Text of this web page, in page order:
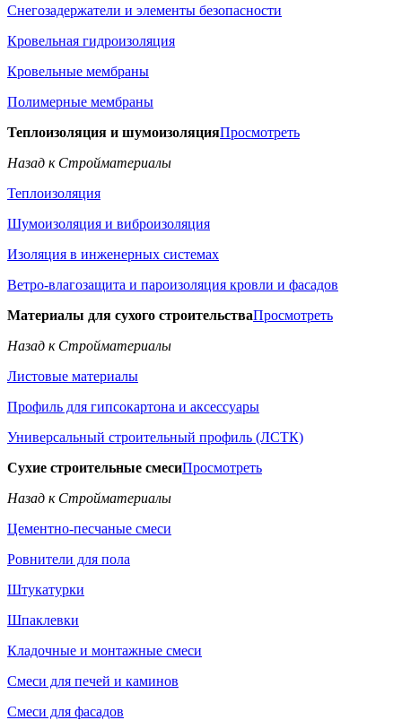
Снегозадержатели и элементы безопасности
Кровельная гидроизоляция
Кровельные мембраны
Полимерные мембраны
Теплоизоляция и шумоизоляцияПросмотреть
Назад к Стройматериалы
Теплоизоляция
Шумоизоляция и виброизоляция
Изоляция в инженерных системах
Ветро-влагозащита и пароизоляция кровли и фасадов
Материалы для сухого строительстваПросмотреть
Назад к Стройматериалы
Листовые материалы
Профиль для гипсокартона и аксессуары
Универсальный строительный профиль (ЛСТК)
Сухие строительные смесиПросмотреть
Назад к Стройматериалы
Цементно-песчаные смеси
Ровнители для пола
Штукатурки
Шпаклевки
Кладочные и монтажные смеси
Смеси для печей и каминов
Смеси для фасадов